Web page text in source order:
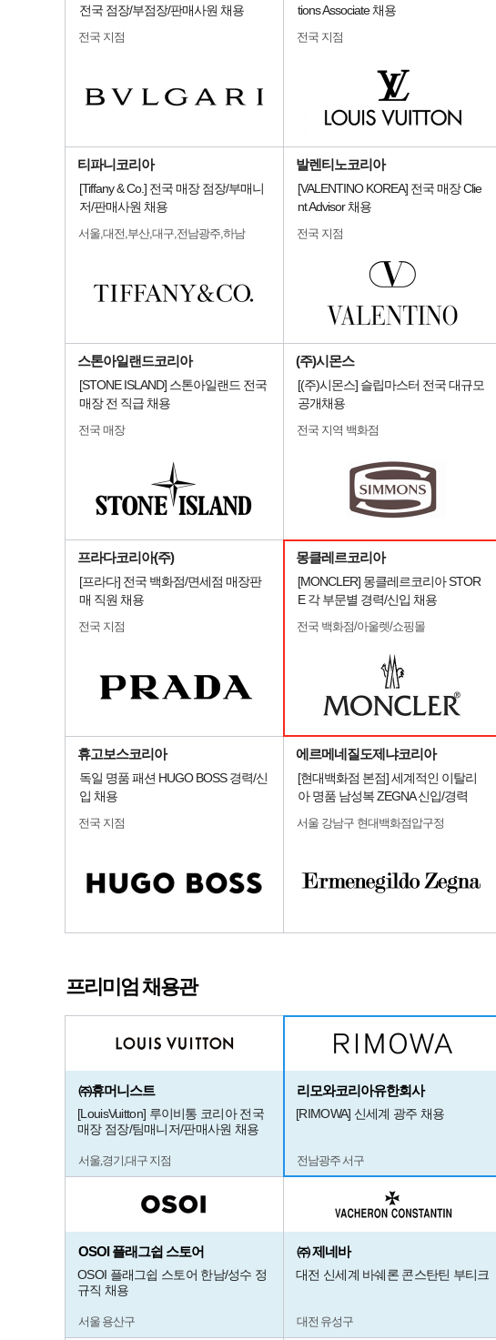
전국 점장/부점장/판매사원 채용
전국 지점
tions Associate 채용
전국 지점
티파니코리아
[Tiffany & Co.] 전국 매장 점장/부매니
저/판매사원 채용
서울,대전,부산,대구,전남광주,하남
발렌티노코리아
[VALENTINO KOREA] 전국 매장 Clie
nt Advisor 채용
전국 지점
스톤아일랜드코리아
[STONE ISLAND] 스톤아일랜드 전국
매장 전 직급 채용
전국 매장
(주)시몬스
[(주)시몬스] 슬립마스터 전국 대규모
공개채용
전국 지역 백화점
프라다코리아(주)
[프라다] 전국 백화점/면세점 매장판
매 직원 채용
전국 지점
몽클레르코리아
[MONCLER] 몽클레르코리아 STOR
E 각 부문별 경력/신입 채용
전국 백화점/아울렛/쇼핑몰
휴고보스코리아
독일 명품 패션 HUGO BOSS 경력/신
입 채용
전국 지점
에르메네질도제냐코리아
[현대백화점 본점] 세계적인 이탈리
아 명품 남성복 ZEGNA 신입/경력
서울 강남구 현대백화점압구정
프리미엄 채용관
㈜휴머니스트
[LouisVuitton] 루이비통 코리아 전국
매장 점장/팀매니저/판매사원 채용
서울,경기,대구 지점
리모와코리아유한회사
[RIMOWA] 신세계 광주 채용
전남광주 서구
OSOI 플래그쉽 스토어
OSOI 플래그쉽 스토어 한남/성수 정
규직 채용
서울 용산구
㈜ 제네바
대전 신세계 바쉐론 콘스탄틴 부티크
대전 유성구